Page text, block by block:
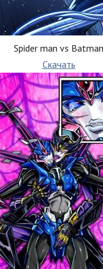
Spider man vs Batman
Скачать